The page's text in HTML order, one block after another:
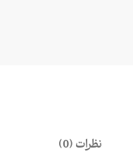
نظرات (0)